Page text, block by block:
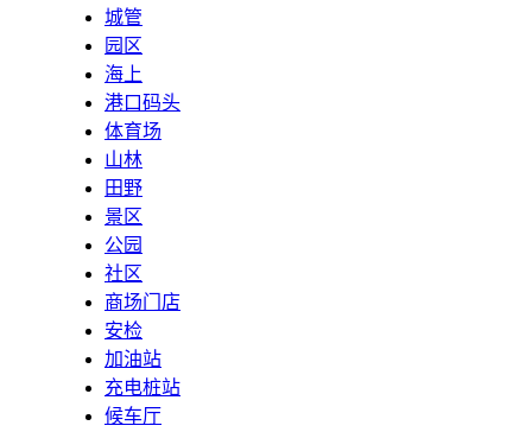
城管
园区
海上
港口码头
体育场
山林
田野
景区
公园
社区
商场门店
安检
加油站
充电桩站
候车厅